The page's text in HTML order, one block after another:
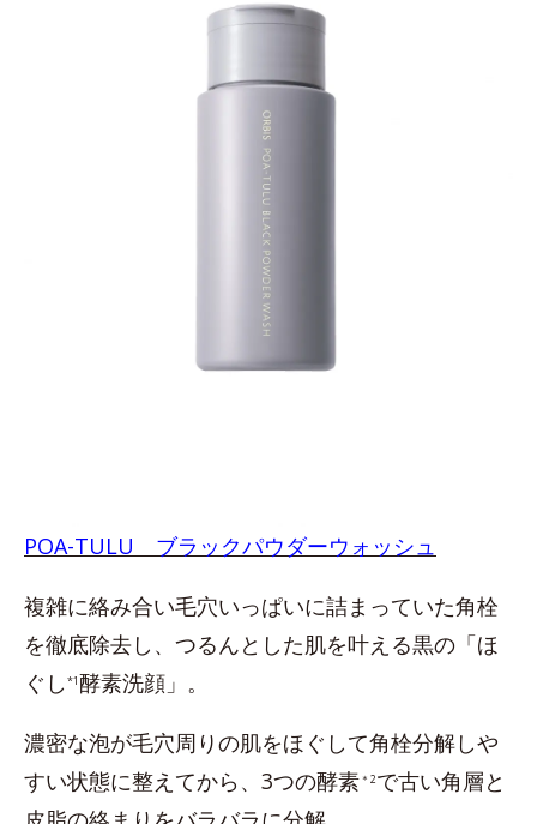
POA-TULU ブラックパウダーウォッシュ
複雑に絡み合い毛穴いっぱいに詰まっていた角栓
を徹底除去し、つるんとした肌を叶える黒の「ほ
ぐし *1酵素洗顔」。
濃密な泡が毛穴周りの肌をほぐして角栓分解しや
すい状態に整えてから、3つの酵素＊2で古い角層と